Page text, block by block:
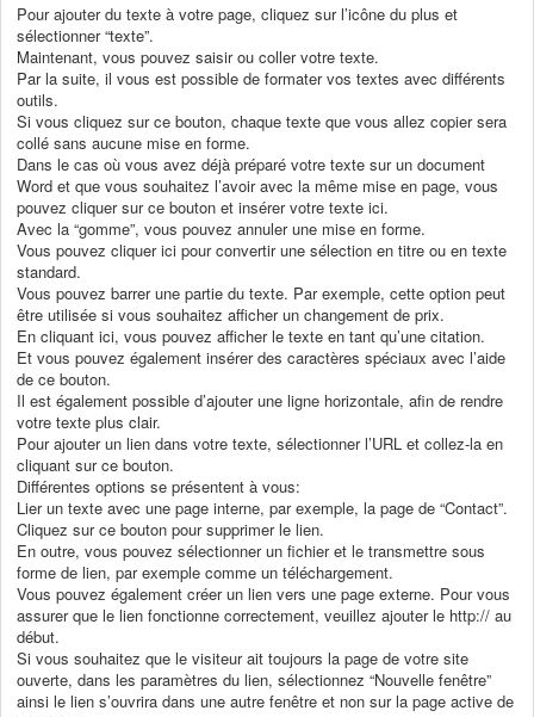
Pour ajouter du texte à votre page, cliquez sur l’icône du plus et
sélectionner “texte”.
Maintenant, vous pouvez saisir ou coller votre texte.
Par la suite, il vous est possible de formater vos textes avec différents
outils.
Si vous cliquez sur ce bouton, chaque texte que vous allez copier sera
collé sans aucune mise en forme.
Dans le cas où vous avez déjà préparé votre texte sur un document
Word et que vous souhaitez l’avoir avec la même mise en page, vous
pouvez cliquer sur ce bouton et insérer votre texte ici.
Avec la “gomme”, vous pouvez annuler une mise en forme.
Vous pouvez cliquer ici pour convertir une sélection en titre ou en texte
standard.
Vous pouvez barrer une partie du texte. Par exemple, cette option peut
être utilisée si vous souhaitez afficher un changement de prix.
En cliquant ici, vous pouvez afficher le texte en tant qu’une citation.
Et vous pouvez également insérer des caractères spéciaux avec l’aide
de ce bouton.
Il est également possible d’ajouter une ligne horizontale, afin de rendre
votre texte plus clair.
Pour ajouter un lien dans votre texte, sélectionner l’URL et collez-la en
cliquant sur ce bouton.
Différentes options se présentent à vous:
Lier un texte avec une page interne, par exemple, la page de “Contact”.
Cliquez sur ce bouton pour supprimer le lien.
En outre, vous pouvez sélectionner un fichier et le transmettre sous
forme de lien, par exemple comme un téléchargement.
Vous pouvez également créer un lien vers une page externe. Pour vous
assurer que le lien fonctionne correctement, veuillez ajouter le http:// au
début.
Si vous souhaitez que le visiteur ait toujours la page de votre site
ouverte, dans les paramètres du lien, sélectionnez “Nouvelle fenêtre”
ainsi le lien s’ouvrira dans une autre fenêtre et non sur la page active de